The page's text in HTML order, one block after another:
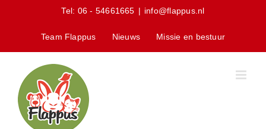
Tel: 06 - 54661665 | info@flappus.nl
Team Flappus Nieuws Missie en bestuur